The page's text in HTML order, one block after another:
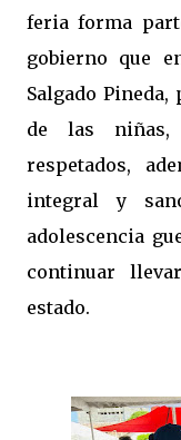
feria forma
gobierno que
Salgado
de las niñas,
respetados,
integral y
adolescencia
continuar
estado.